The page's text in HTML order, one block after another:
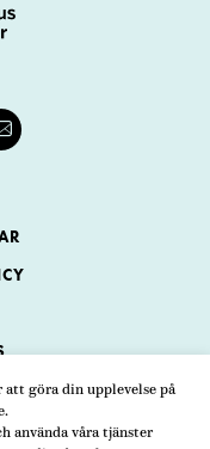
att göra din upplevelse på
använda våra tjänster